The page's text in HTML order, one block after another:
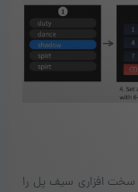
سخت افزاری سیف پل را